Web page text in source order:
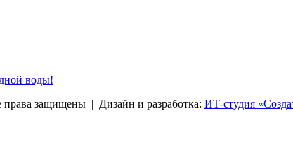
воды!
защищены | Дизайн и разработка: ИТ-студия